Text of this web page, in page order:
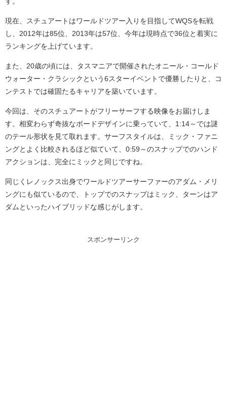
現在、スチュアートはワールドツアー入りを目指してWQSを転戦
し、2012年は85位、2013年は57位、今年は現時点で36位と着実に
ランキングを上げています。
また、20歳の頃には、タスマニアで開催されたオニール・コールド
ウォーター・クラシックという6スターイベントで優勝したりと、コ
ンテストでは確固たるキャリアを築いています。
今回は、そのスチュアートがフリーサーフする映像をお届けしま
す。相変わらず奇抜なボードデザインに乗っていて、1:14～では謎
のテール形状を見て取れます。サーフスタイルは、ミック・ファニ
ングとよく比較されるほど似ていて、0:59～のスナップでのハンド
アクションは、完全にミックと同じですね。
同じくレノックス出身でワールドツアーサーファーのアダム・メリ
ングにも似ているので、トップでのスナップはミック、ターンはア
ダムといったハイブリッドな感じがします。
スポンサーリンク